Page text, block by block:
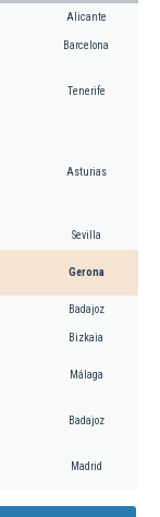
Alicante
Barcelona
Tenerife
Asturias
Sevilla
Gerona
Badajoz
Bizkaia
Málaga
Badajoz
Madrid